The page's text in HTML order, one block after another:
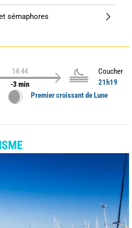
sémaphores
14:44
-3 min
Coucher
21h19
Premier croissant de Lune